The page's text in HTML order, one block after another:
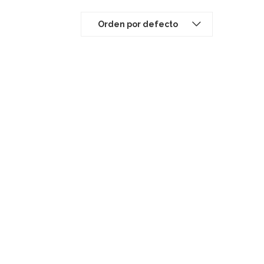
Orden por defecto